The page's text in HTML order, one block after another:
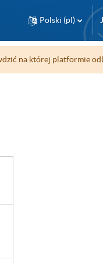
Polski ‎(pl)‎
na której platformie